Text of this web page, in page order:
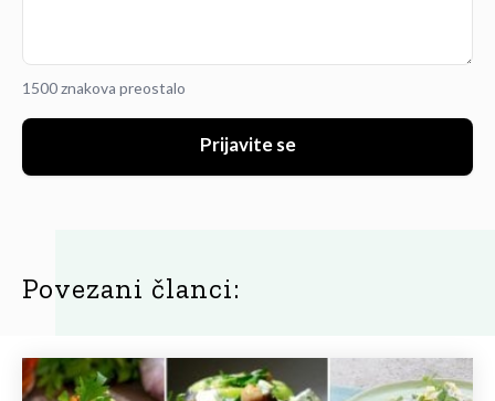
1500 znakova preostalo
Prijavite se
Povezani članci: